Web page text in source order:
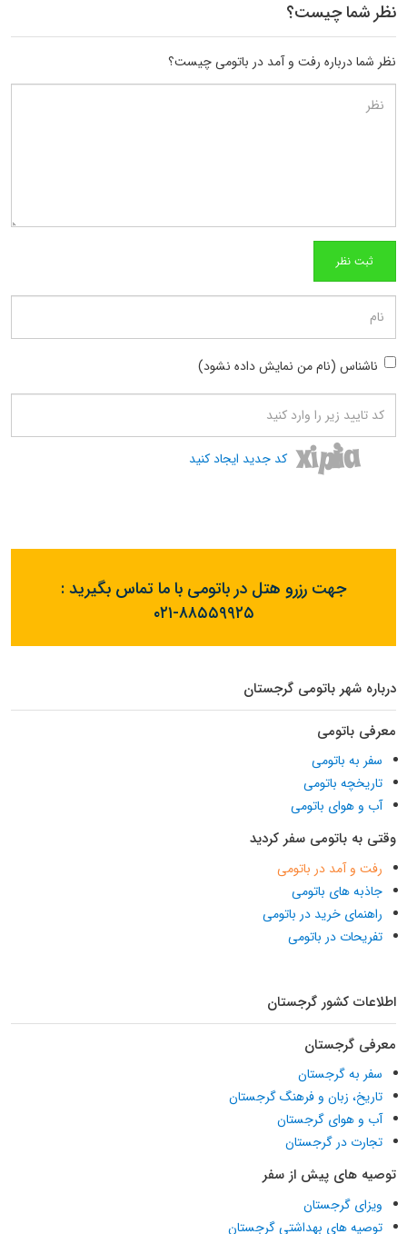
نظر شما چیست؟
نظر شما درباره رفت و آمد در باتومی چیست؟
ناشناس (نام من نمایش داده نشود)
کد جدید ایجاد کنید
جهت رزرو هتل در باتومی با ما تماس بگیرید :
۰۲۱-۸۸۵۵۹۹۲۵
درباره شهر باتومی گرجستان
معرفی باتومی
سفر به باتومی
تاریخچه باتومی
آب و هوای باتومی
وقتی به باتومی سفر کردید
رفت و آمد در باتومی
جاذبه های باتومی
راهنمای خرید در باتومی
تفریحات در باتومی
اطلاعات کشور گرجستان
معرفی گرجستان
سفر به گرجستان
تاریخ، زبان و فرهنگ گرجستان
آب و هوای گرجستان
تجارت در گرجستان
توصیه های پیش از سفر
ویزای گرجستان
توصیه های بهداشتی گرجستان